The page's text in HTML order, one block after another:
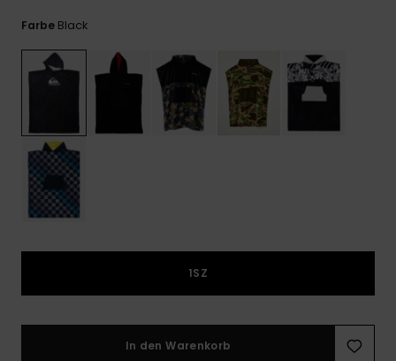
Farbe Black
1SZ
In den Warenkorb